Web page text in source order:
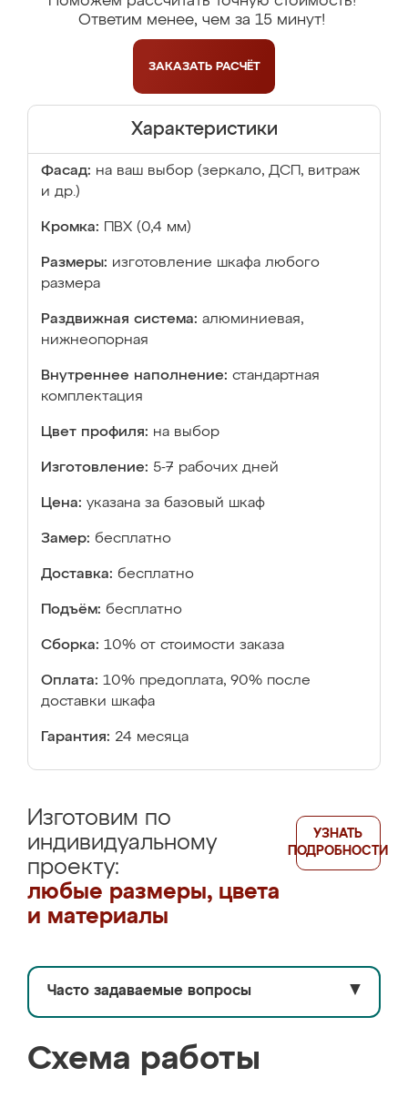
Ответим менее, чем за 15 минут!
ЗАКАЗАТЬ РАСЧЁТ
Характеристики
Фасад: на ваш выбор (зеркало, ДСП, витраж
и др.)
Кромка: ПВХ (0,4 мм)
Размеры: изготовление шкафа любого
размера
Раздвижная система: алюминиевая,
нижнеопорная
Внутреннее наполнение: стандартная
комплектация
Цвет профиля: на выбор
Изготовление: 5-7 рабочих дней
Цена: указана за базовый шкаф
Замер: бесплатно
Доставка: бесплатно
Подъём: бесплатно
Сборка: 10% от стоимости заказа
Оплата: 10% предоплата, 90% после
доставки шкафа
Гарантия: 24 месяца
Изготовим по
индивидуальному
проекту:
любые размеры, цвета
и материалы
УЗНАТЬ
ПОДРОБНОСТИ
Часто задаваемые вопросы ▼
Схема работы